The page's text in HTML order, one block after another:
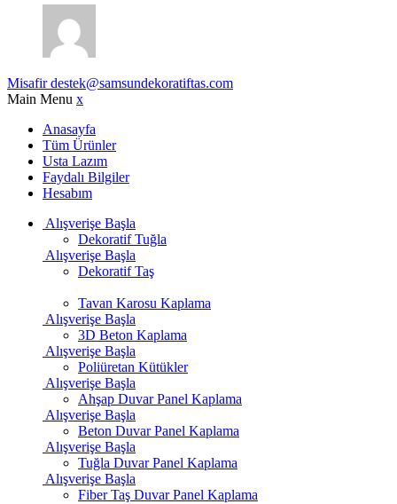
Misafirdestek@samsundekoratiftas.com
Main Menu x
Anasayfa
Tüm Ürünler
Usta Lazım
Faydalı Bilgiler
Hesabım
Alışverişe Başla
Dekoratif Tuğla
Alışverişe Başla
Dekoratif Taş
Tavan Karosu Kaplama
Alışverişe Başla
3D Beton Kaplama
Alışverişe Başla
Poliüretan Kütükler
Alışverişe Başla
Ahşap Duvar Panel Kaplama
Alışverişe Başla
Beton Duvar Panel Kaplama
Alışverişe Başla
Tuğla Duvar Panel Kaplama
Alışverişe Başla
Fiber Taş Duvar Panel Kaplama